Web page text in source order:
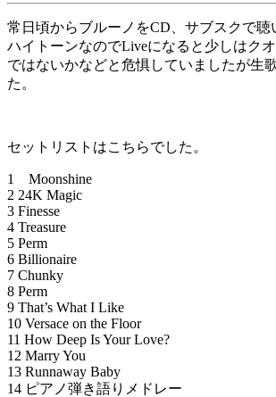
常日頃からブルーノをCD、サブスクで聴
ハイトーンなのでLiveになると少しはク
ではないかなどと危惧していましたが生
た。
セットリストはこちらでした。
1 Moonshine
2 24K Magic
3 Finesse
4 Treasure
5 Perm
6 Billionaire
7 Chunky
8 Perm
9 That’s What I Like
10 Versace on the Floor
11 How Deep Is Your Love?
12 Marry You
13 Runnaway Baby
14 ピアノ弾き語りメドレー